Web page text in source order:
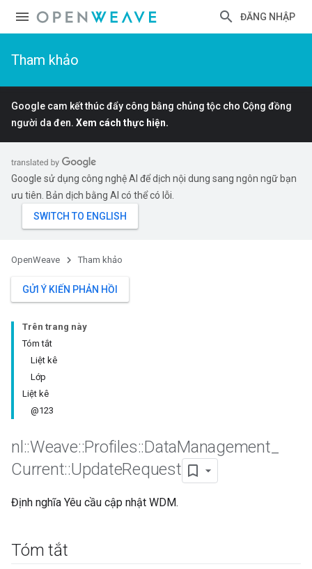
ĐĂNG NHẬP
Tham khảo
Google cam kết thúc đẩy công bằng chủng tộc cho Cộng đồng
người da đen. Xem cách thực hiện.
Google sử dụng công nghệ AI để dịch nội dung sang ngôn ngữ bạn
ưu tiên. Bản dịch bằng AI có thể có lỗi.
OpenWeave Tham khảo
GỬI Ý KIẾN PHẢN HỒI
Trên trang này
Tóm tắt
Liệt kê
Lớp
Liệt kê
@123
nl ::Weave::Profiles::DataManagement
Current::UpdateRequest
Định nghĩa Yêu cầu cập nhật WDM.
Tóm tắt